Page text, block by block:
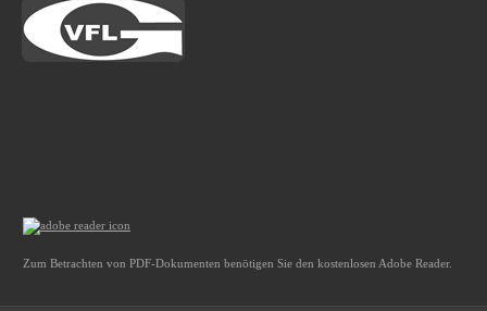
Zum Betrachten von PDF-Dokumenten benötigen Sie den kostenlosen Adobe Reader.